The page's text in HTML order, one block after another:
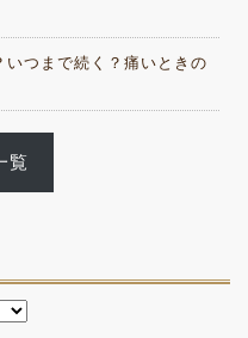
つまで続く？痛いときの
覧